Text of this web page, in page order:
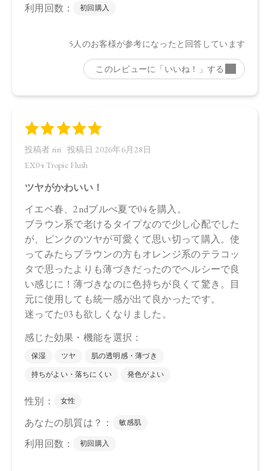
トリイソステアリン酸ポリグリセリル－2、パルミチン酸デキ
－1、ステアリン酸亜鉛、水酸化Al、トコフェロール、アルガ
ホバ種子油、ローズマリー葉油、オリーブ果実油、カニナバ
ラ果実油、グリセリン、水、パンテノール、酸化チタン、マ
イカ、酸化鉄、黄4、赤202
リイソステアリン酸ポリグリセリル－2、トリ（カプリル酸／
カプリン酸）グリセリル、キャンデリラロウエキス、セスキ
イソステアリン酸ソルビタン、ヒマワリ種子ロウ、ラウロイ
ルグルタミン酸ジ（フィトステリル／オクチルドデシル）、
NP、ビオチノイルトリペプチド－1、シリカ、水酸化Al、トコ
フェロール、アルガニアスピノサ核油、オプンチアフィクス
インジカ種子油、ホホバ種子油、ローズマリー葉油、オリー
ブ果実油、カニナバラ果実油、グリセリン、水、パンテノー
ル、マイカ、酸化チタン、酸化鉄、黄4、赤202
・EX03
上段（マット）：合成フルオロフロゴパイト、スクワラン、
トリイソステアリン酸ポリグリセリル－2、パルミチン酸デキ
ストリン、シリカ、セラミドNP、ビオチノイルトリペプチド
－1、ステアリン酸亜鉛、水酸化Al、トコフェロール、アルガ
ホバ種子油、ローズマリー葉油、オリーブ果実油、カニナバ
ラ果実油、グリセリン、水、パンテノール、酸化チタン、マ
イカ、ホウケイ酸（Ca ／Al）、黄4、酸化鉄、赤202、酸化ス
下段（ツヤ）：トリイソステアリン酸ポリグリセリル－2、ダ
カプリン酸）グリセリル、キャンデリラロウエキス、セスキ
イソステアリン酸ソルビタン、ヒマワリ種子ロウ、イソステ